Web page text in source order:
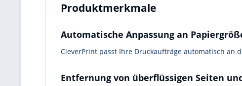
Produktmerkmale
Automatische Anpassung an
CleverPrint passt Ihre Druckaufträge automatisch an
Entfernung von überflüssigen Seiten